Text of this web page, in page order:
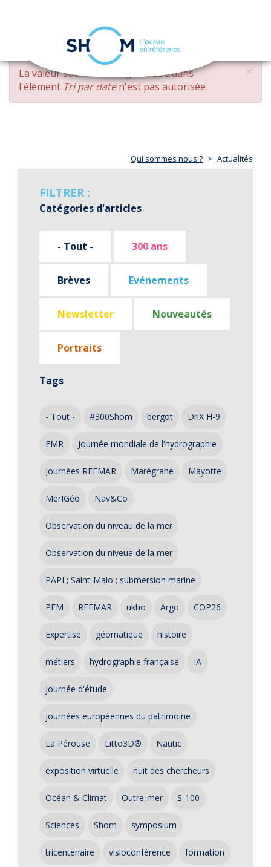
Aller
contenu
principal
navigation
×
MESSAGE
D'ERREUR
La valeur soumise changed DESCdans
l'élément Tri par daten'est pas autorisée
Qui sommes nous ? Actualités
FILTRER :
Catégories d'articles
- Tout - 300 ans
Brèves Evénements
Newsletter Nouveautés
Portraits
Tags
- Tout - #300Shom bergot DriX H-9
EMR Journée mondiale de l'hydrographie
Journées REFMAR Marégrahe Mayotte
MerIGéo Nav&Co
Observation du niveau de la mer
Observation du niveua de la mer
PAPI ; Saint-Malo ; submersion marine
PEM REFMAR ukho Argo COP26
Expertise géomatique histoire
métiers hydrographie française IA
journée d'étude
journées européennes du patrimoine
La Pérouse Litto3D® Nautic
exposition virtuelle nuit des chercheurs
Océan & Climat Outre-mer S-100
Sciences Shom symposium
tricentenaire visioconférence formation